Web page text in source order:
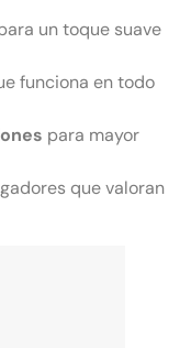
un toque suave
funciona en todo
para mayor
que valoran